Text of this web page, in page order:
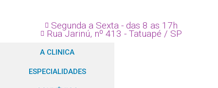
Segunda a Sexta - das 8 as 17h
Rua Jarinú, nº 413 - Tatuapé / SP
A CLINICA
ESPECIALIDADES